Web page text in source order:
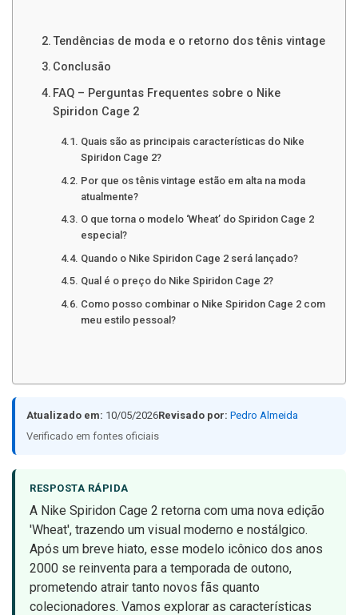
Tendências de moda e o retorno dos tênis vintage
Conclusão
FAQ – Perguntas Frequentes sobre o Nike
Spiridon Cage 2
Quais são as principais características do Nike
Spiridon Cage 2?
Por que os tênis vintage estão em alta na moda
atualmente?
O que torna o modelo ‘Wheat’ do Spiridon Cage 2
especial?
Quando o Nike Spiridon Cage 2 será lançado?
Qual é o preço do Nike Spiridon Cage 2?
Como posso combinar o Nike Spiridon Cage 2 com
meu estilo pessoal?
Atualizado em: 10/05/2026Revisado por: Pedro Almeida
Verificado em fontes oficiais
RESPOSTA RÁPIDA
A Nike Spiridon Cage 2 retorna com uma nova edição
'Wheat', trazendo um visual moderno e nostálgico.
Após um breve hiato, esse modelo icônico dos anos
2000 se reinventa para a temporada de outono,
prometendo atrair tanto novos fãs quanto
colecionadores. Vamos explorar as características